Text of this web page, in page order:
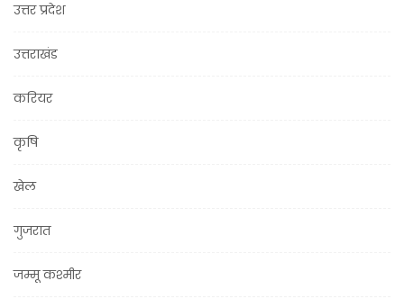
उत्तर प्रदेश
उत्तराखंड
करियर
कृषि
खेल
गुजरात
जम्मू कश्मीर